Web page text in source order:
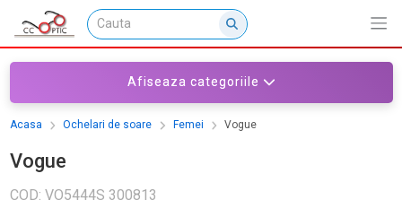
Afiseaza categoriile
Acasa Ochelari de soare Femei Vogue
Vogue
COD: VO5444S 300813